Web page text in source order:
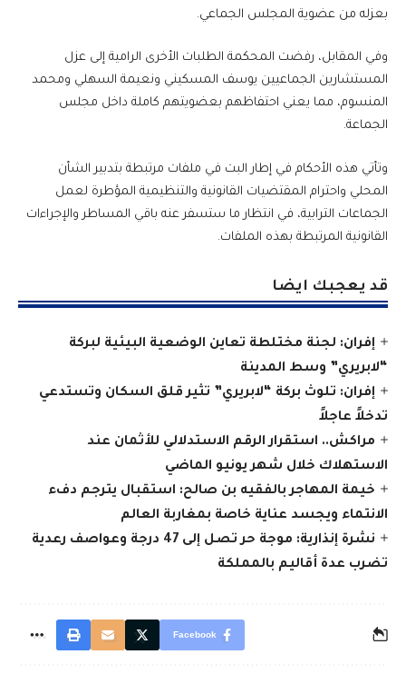
بعزله من عضوية المجلس الجماعي.
وفي المقابل، رفضت المحكمة الطلبات الأخرى الرامية إلى عزل
المستشارين الجماعيين يوسف المسكيني ونعيمة السهلي ومحمد
المنسوم، مما يعني احتفاظهم بعضويتهم كاملة داخل مجلس
الجماعة.
وتأتي هذه الأحكام في إطار البت في ملفات مرتبطة بتدبير الشأن
المحلي واحترام المقتضيات القانونية والتنظيمية المؤطرة لعمل
الجماعات الترابية، في انتظار ما ستسفر عنه باقي المساطر والإجراءات
القانونية المرتبطة بهذه الملفات.
قد يعجبك ايضا
إفران: لجنة مختلطة تعاين الوضعية البيئية لبركة
“لابريري” وسط المدينة
إفران: تلوث بركة “لابريري” تثير قلق السكان وتستدعي
تدخلاً عاجلاً
مراكش.. استقرار الرقم الاستدلالي للأثمان عند
الاستهلاك خلال شهر يونيو الماضي
خيمة المهاجر بالفقيه بن صالح: استقبال يترجم دفء
الانتماء ويجسد عناية خاصة بمغاربة العالم
نشرة إنذارية: موجة حر تصل إلى 47 درجة وعواصف رعدية
تضرب عدة أقاليم بالمملكة
Facebook